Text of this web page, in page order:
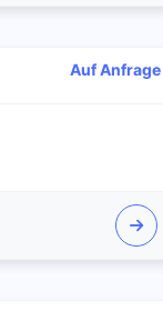
Auf Anfrage